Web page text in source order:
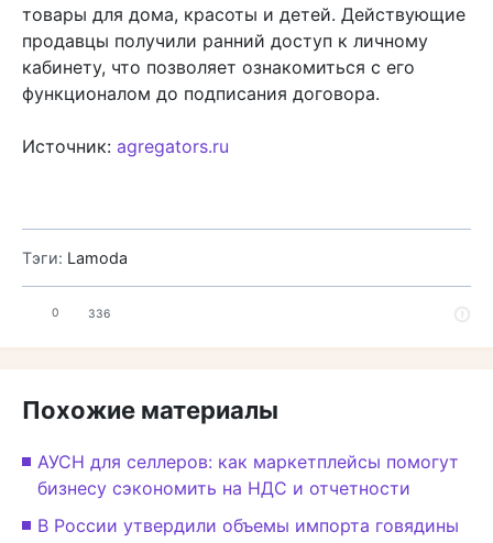
товары для дома, красоты и детей. Действующие
продавцы получили ранний доступ к личному
кабинету, что позволяет ознакомиться с его
функционалом до подписания договора.
Источник: agregators.ru
Тэги: Lamoda
0 336
Похожие материалы
АУСН для селлеров: как маркетплейсы помогут
бизнесу сэкономить на НДС и отчетности
В России утвердили объемы импорта говядины